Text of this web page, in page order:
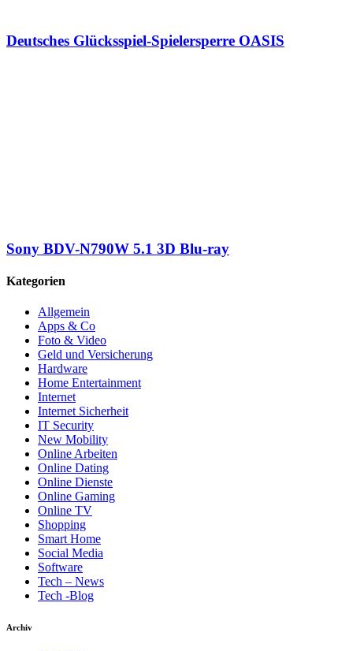
Deutsches Glücksspiel-Spielersperre OASIS
Sony BDV-N790W 5.1 3D Blu-ray
Kategorien
Allgemein
Apps & Co
Foto & Video
Geld und Versicherung
Hardware
Home Entertainment
Internet
Internet Sicherheit
IT Security
New Mobility
Online Arbeiten
Online Dating
Online Dienste
Online Gaming
Online TV
Shopping
Smart Home
Social Media
Software
Tech – News
Tech -Blog
Archiv